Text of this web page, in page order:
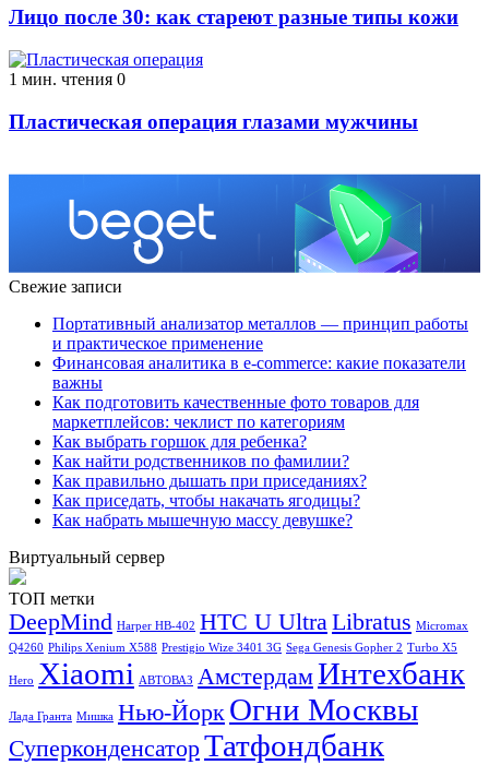
Лицо после 30: как стареют разные типы кожи
1 мин. чтения 0
Пластическая операция глазами мужчины
Свежие записи
Портативный анализатор металлов — принцип работы
и практическое применение
Финансовая аналитика в e-commerce: какие показатели
важны
Как подготовить качественные фото товаров для
маркетплейсов: чеклист по категориям
Как выбрать горшок для ребенка?
Как найти родственников по фамилии?
Как правильно дышать при приседаниях?
Как приседать, чтобы накачать ягодицы?
Как набрать мышечную массу девушке?
Виртуальный сервер
ТОП метки
DeepMind Harper HB-402 HTC U Ultra Libratus Micromax
Q4260 Philips Xenium X588 Prestigio Wize 3401 3G Sega Genesis Gopher 2 Turbo X5
Hero Xiaomi АВТОВАЗ АмстердамИнтехбанк
Лада Гранта Мишка Нью-Йорк Огни Москвы
СуперконденсаторТатфондбанк